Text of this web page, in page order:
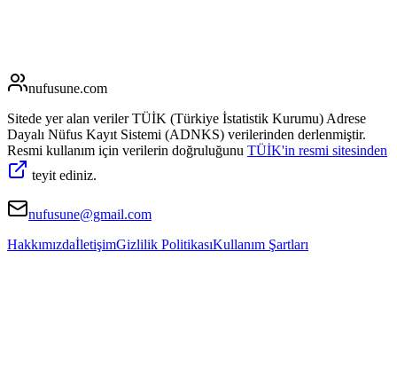
nufusune.com
Sitede yer alan veriler TÜİK (Türkiye İstatistik Kurumu) Adrese
Dayalı Nüfus Kayıt Sistemi (ADNKS) verilerinden derlenmiştir.
Resmi kullanım için verilerin doğruluğunu TÜİK'in resmi sitesinden
teyit ediniz.
nufusune@gmail.com
HakkımızdaİletişimGizlilik PolitikasıKullanım Şartları